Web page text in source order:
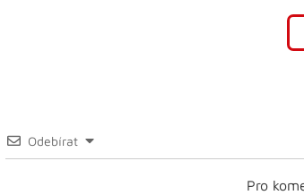
Odebírat
Pro